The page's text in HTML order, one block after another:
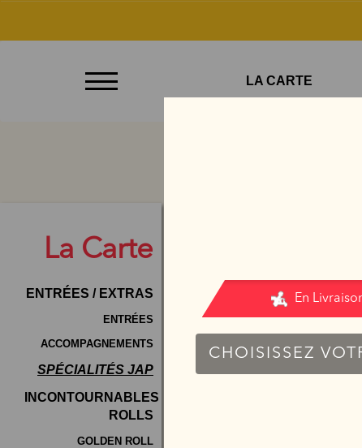
Emporter
Contact
Mentions
Légales
Programme
De
Fidélité
LA CARTE
La Carte
ENTRÉES / EXTRAS
ENTRÉES
ACCOMPAGNEMENTS
SPÉCIALITÉS JAP
INCONTOURNABLES
ROLLS
GOLDEN ROLL